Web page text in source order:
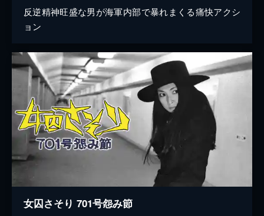
反逆精神旺盛な男が海軍内部で暴れまくる痛快アクシ
ョン
女囚さそり 701号怨み節